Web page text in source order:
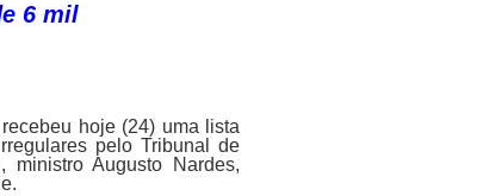
6 mil
hoje (24) uma lista
pelo Tribunal de
Augusto Nardes,